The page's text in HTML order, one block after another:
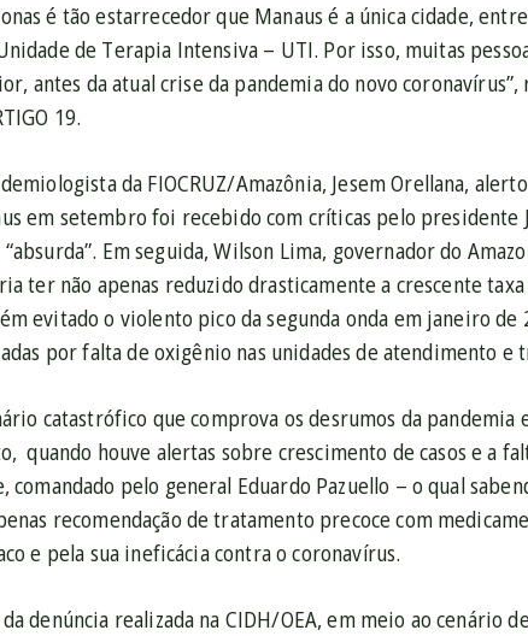
é tão estarrecedor que Manaus é a única cidade,
de Terapia Intensiva – UTI. Por isso, muitas
antes da atual crise da pandemia do novo
19.
da FIOCRUZ/Amazônia, Jesem Orellana,
em setembro foi recebido com críticas pelo presidente
“absurda”. Em seguida, Wilson Lima, governador do
ter não apenas reduzido drasticamente a crescente
evitado o violento pico da segunda onda em janeiro
por falta de oxigênio nas unidades de atendimento e
catastrófico que comprova os desrumos da
quando houve alertas sobre crescimento de casos e a
comandado pelo general Eduardo Pazuello – o qual
recomendação de tratamento precoce com
e pela sua ineficácia contra o coronavírus.
denúncia realizada na CIDH/OEA, em meio ao cenário